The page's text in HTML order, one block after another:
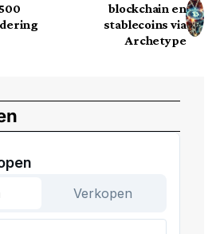
blockchain en
stablecoins via
Archetype